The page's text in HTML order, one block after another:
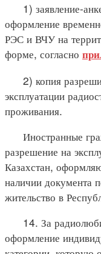
1) заявление-
оформление
РЭС и ВЧУ на
форме, согласно
2) копия
эксплуатации
проживания.
Иностранные
разрешение на
Казахстан,
наличии документа
жительство в
14. За
оформление